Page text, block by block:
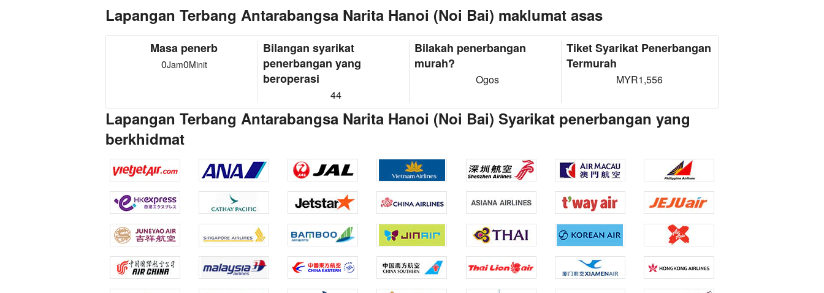
Lapangan Terbang Antarabangsa Narita Hanoi (Noi Bai) maklumat asas
Masa penerb
0Jam0Minit
Bilangan syarikat
penerbangan yang
beroperasi
44
Bilakah penerbangan
murah?
Ogos
Tiket Syarikat Penerbangan
Termurah
MYR1,556
Lapangan Terbang Antarabangsa Narita Hanoi (Noi Bai) Syarikat penerbangan yang
berkhidmat